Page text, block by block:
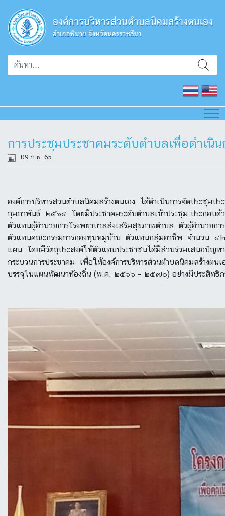
การประชุมประชาคมระดับตำบลเพื่อดำ
09 ก.พ. 65
องค์การบริหารส่วนตำบลนิคมสร้างตนเอง ได้ดำเนินการจัดประ
กุมภาพันธ์ ๒๕๖๕ โดยมีประชาคมระดับตำบลเข้าประชุม ประกอบ
ตัวแทนผู้อำนวยการโรงพยาบาลส่งเสริมสุขภาพตำบล ตัวผู้อำนวย
ตัวแทนคณะกรรมการกองทุนหมูบ้าน ตัวแทนกลุ่มอาชีพ จำนวน ๔๒
แผน โดยมีวัตถุประสงค์ให้ตัวแทนประชาชนได้มีส่วนร่วมเสนอปัญห
กระบวนการประชาคม เพื่อให้องค์การบริหารส่วนตำบลนิคมสร้างตน
บรรจุในแผนพัฒนาท้องถิ่น (พ.ศ. ๒๕๖๖ – ๒๕๗๐) อย่างมีประสิทธิ